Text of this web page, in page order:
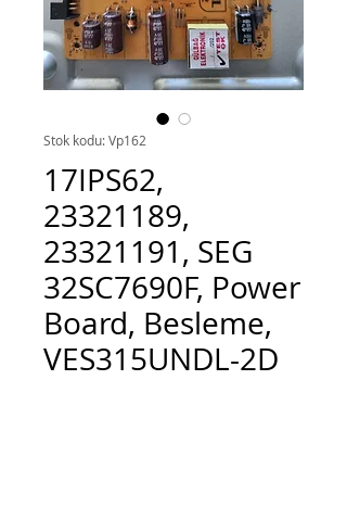
Stok kodu: Vp162
17IPS62,
23321189,
23321191, SEG
32SC7690F, Power
Board, Besleme,
VES315UNDL-2D